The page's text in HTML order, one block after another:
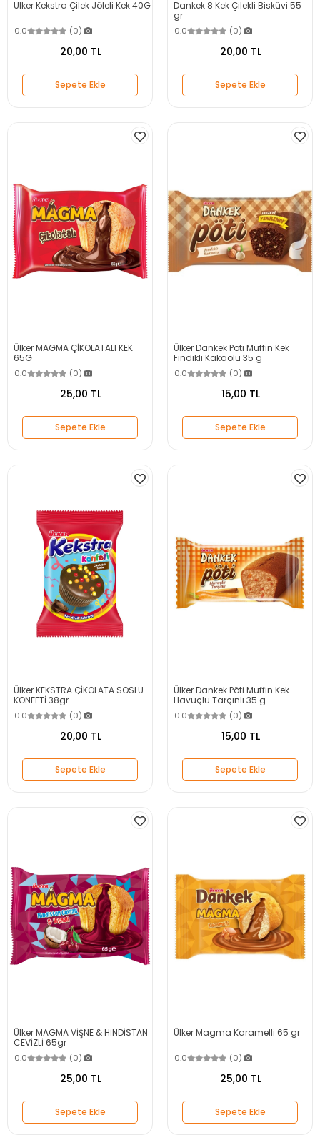
Ülker Kekstra Çilek Jöleli Kek 40G
0.0 (0)
20,00 TL
Sepete Ekle
Dankek 8 Kek Çilekli Bisküvi 55
gr
0.0 (0)
20,00 TL
Sepete Ekle
Ülker MAGMA ÇİKOLATALI KEK
65G
0.0 (0)
25,00 TL
Sepete Ekle
Ülker Dankek Pöti Muffin Kek
Fındıklı Kakaolu 35 g
0.0 (0)
15,00 TL
Sepete Ekle
Ülker KEKSTRA ÇİKOLATA SOSLU
KONFETİ 38gr
0.0 (0)
20,00 TL
Sepete Ekle
Ülker Dankek Pöti Muffin Kek
Havuçlu Tarçınlı 35 g
0.0 (0)
15,00 TL
Sepete Ekle
Ülker MAGMA VİŞNE & HİNDİSTAN
CEVİZLİ 65gr
0.0 (0)
25,00 TL
Sepete Ekle
Ülker Magma Karamelli 65 gr
0.0 (0)
25,00 TL
Sepete Ekle